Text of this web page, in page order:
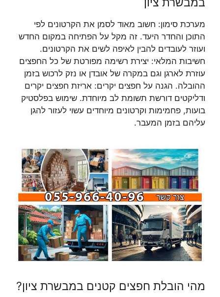
מערכת סימון: חשוב מאוד לסמן את הקרטונים לפי
התוכן והחדר היעד. זה מקל על הפתיחה במקום החדש
ועוזר לעובדים להבין לאיפה לשים את הקרטונים.
חשיבות המלאי: יצירת רשימה מפורטת של כל החפצים
עוזרת לארגן וגם במקרה של אובדן או נזק לרכוש בזמן
ההובלה. הגנה על חפצים יקרים: אריזת חפצים יקרים
ודליקטים דורשת תשומת לב מיוחדת. שימוש בפלסטיק
בועות, פחמימות וקרטונים מיוחדים עשוי לעזור להגן
עליהם בזמן המעבר.
מהי הובלת חפצים קטנים במבשרת ציון?